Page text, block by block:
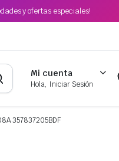
y ofertas especiales!
Mi cuenta
Hola, Iniciar Sesión
357837205BDF